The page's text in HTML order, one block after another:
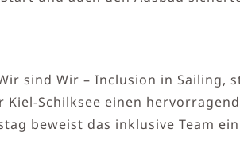
sind Wir – Inclusion in Sailing,
Schilksee einen
beweist das inklusive Team